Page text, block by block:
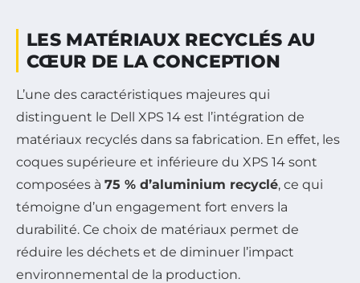
LES MATÉRIAUX RECYCLÉS AU
CŒUR DE LA CONCEPTION
L’une des caractéristiques majeures qui
distinguent le Dell XPS 14 est l’intégration de
matériaux recyclés dans sa fabrication. En effet, les
coques supérieure et inférieure du XPS 14 sont
composées à 75 % d’aluminium recyclé, ce qui
témoigne d’un engagement fort envers la
durabilité. Ce choix de matériaux permet de
réduire les déchets et de diminuer l’impact
environnemental de la production.